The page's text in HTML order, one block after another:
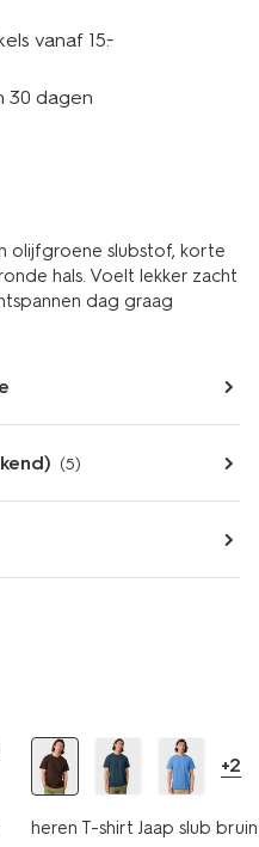
vanaf 15.-
30 dagen
olijfgroene slubstof, korte
hals. Voelt lekker zacht
dag graag
(5)
+2
heren T-shirt Jaap slub bruin